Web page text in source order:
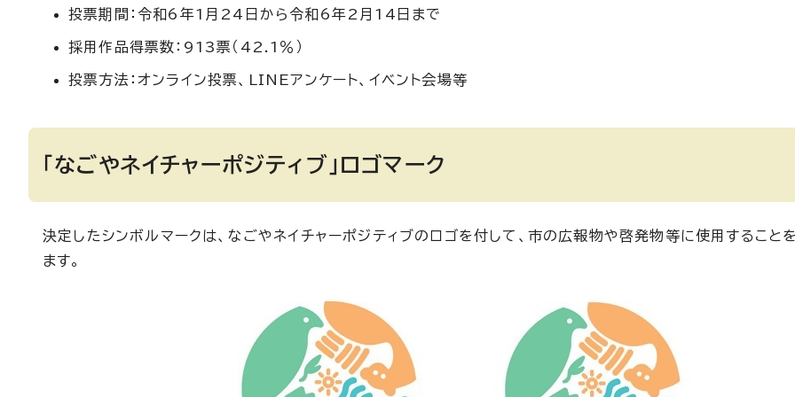
投票期間：令和6年1月24日から令和6年2月14日まで
採用作品得票数：913票（42.1％）
投票方法：オンライン投票、LINEアンケート、イベント会場等
「なごやネイチャーポジティブ」ロゴマーク
決定したシンボルマークは、なごやネイチャーポジティブのロゴを付して、市の広報物や啓発物等に使用すること
ます。